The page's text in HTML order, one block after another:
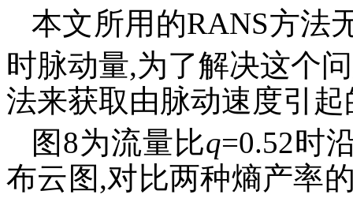
本文所用的RANS方法
时脉动量,为了解决这个
法来获取由脉动速度引
图8为流量比q=0.52时
布云图,对比两种熵产率